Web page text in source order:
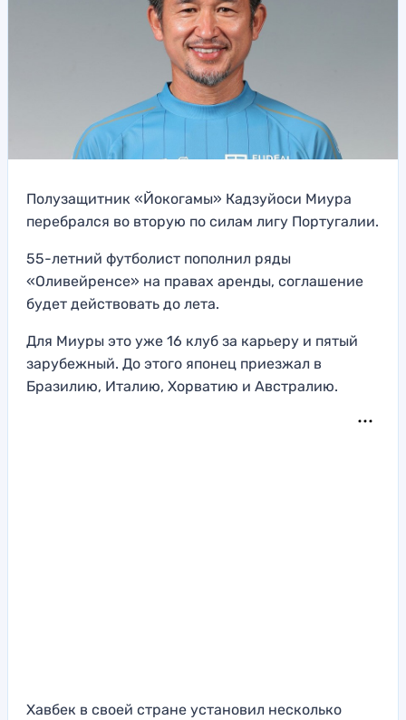
Полузащитник «Йокогамы» Кадзуйоси Миура
перебрался во вторую по силам лигу Португалии.
55-летний футболист пополнил ряды
«Оливейренсе» на правах аренды, соглашение
будет действовать до лета.
Для Миуры это уже 16 клуб за карьеру и пятый
зарубежный. До этого японец приезжал в
Бразилию, Италию, Хорватию и Австралию.
Хавбек в своей стране установил несколько